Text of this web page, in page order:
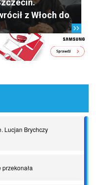
z Włoch do
Lucjan Brychczy